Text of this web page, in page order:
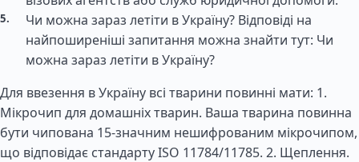
Чи можна зараз летіти в Україну? Відповіді на
найпоширеніші запитання можна знайти тут: Чи
можна зараз летіти в Україну?
Для ввезення в Україну всі тварини повинні мати: 1.
Мікрочип для домашніх тварин. Ваша тварина повинна
бути чипована 15-значним нешифрованим мікрочипом,
що відповідає стандарту ISO 11784/11785. 2. Щеплення.